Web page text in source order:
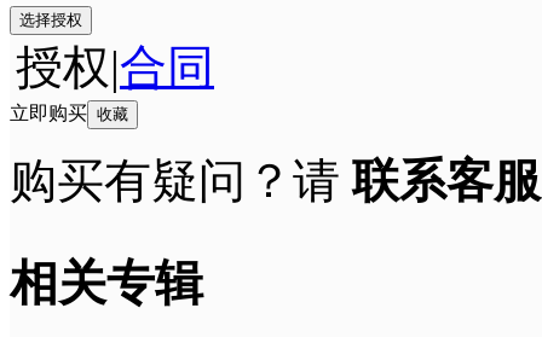
选择授权
授权|合同
立即购买 收藏
购买有疑问？请联系客服
相关专辑